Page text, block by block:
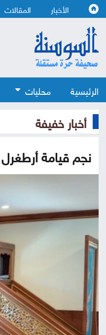
الأخبار المقالات
الرئيسية محليات
أخبار خفيفة
نجم قيامة